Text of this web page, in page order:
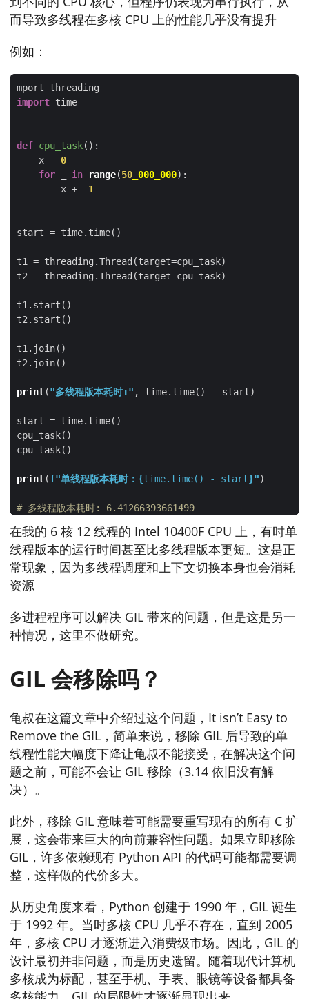
而导致多线程在多核 CPU 上的性能几乎没有提升
例如：
import
def cpu_task():
    x =
0
for
in range(50 _000_000
        x +=
1
print("多线程版本耗时:"
print(f"单线程版本耗时： {time.time() - start}"
# 多线程版本耗时: 6.41266393661499
在我的 6 核 12 线程的 Intel 10400F CPU 上，有时单
线程版本的运行时间甚至比多线程版本更短。这是正
常现象，因为多线程调度和上下文切换本身也会消耗
资源
多进程程序可以解决 GIL 带来的问题，但是这是另一
种情况，这里不做研究。
GIL 会移除吗？
龟叔在这篇文章中介绍过这个问题， It isn’t Easy to
Remove the GIL ，简单来说，移除 GIL 后导致的单
线程性能大幅度下降让龟叔不能接受，在解决这个问
题之前，可能不会让 GIL 移除（3.14 依旧没有解
决）。
此外，移除 GIL 意味着可能需要重写现有的所有 C 扩
展，这会带来巨大的向前兼容性问题。如果立即移除
GIL，许多依赖现有 Python API 的代码可能都需要调
整，这样做的代价多大。
从历史角度来看，Python 创建于 1990 年，GIL 诞生
于 1992 年。当时多核 CPU 几乎不存在，直到 2005
年，多核 CPU 才逐渐进入消费级市场。因此，GIL 的
设计最初并非问题，而是历史遗留。随着现代计算机
多核成为标配，甚至手机、手表、眼镜等设备都具备